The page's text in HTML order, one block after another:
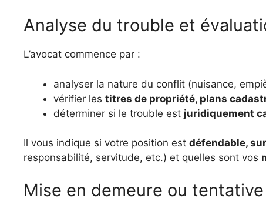
Analyse du trouble et
L’avocat commence par :
analyser la nature du conflit (nuisance,
vérifier les titres de propriété, plans
déterminer si le trouble est juridiquement
Il vous indique si votre position est défendable,
responsabilité, servitude, etc.) et quelles sont vos
Mise en demeure ou